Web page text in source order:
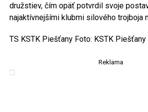
družstiev, čím opäť potvrdil svoje
najaktívnejšími klubmi silového trojboja
TS KSTK Piešťany Foto: KSTK Piešťany
Reklama